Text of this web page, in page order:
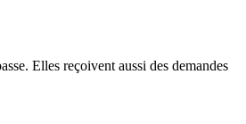
Elles reçoivent aussi des demandes